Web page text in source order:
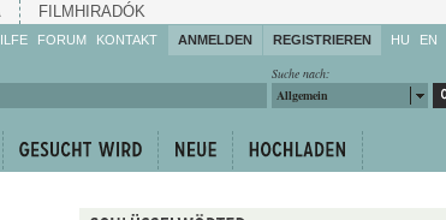
FILMHIRADÓK
Sie mit!
FORUM KONTAKT ANMELDEN REGISTRIEREN HU EN
Suche nach:
Allgemein